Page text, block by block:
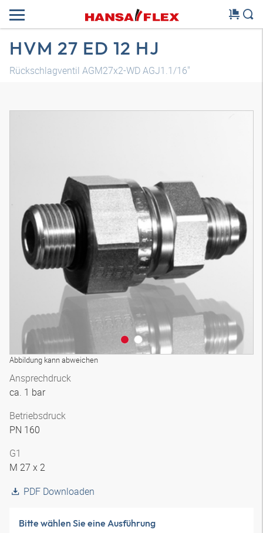
HVM 27 ED 12 HJ
Rückschlagventil AGM27x2-WD AGJ1.1/16"
Abbildung kann abweichen
Ansprechdruck
ca. 1 bar
Betriebsdruck
PN 160
G1
M 27 x 2
PDF Downloaden
Bitte wählen Sie eine Ausführung